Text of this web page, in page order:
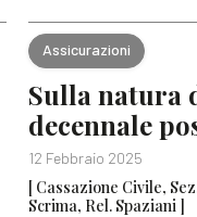
Assicurazioni
Sulla natura
decennale
12 Febbraio 2025
[ Cassazione Civile,
Scrima, Rel. Spaziani ]